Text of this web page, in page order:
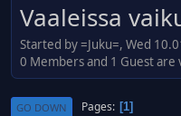
Vaaleissa
Started by =Juku=, Wed
0 Members and 1 Guest are
GO DOWN Pages 1